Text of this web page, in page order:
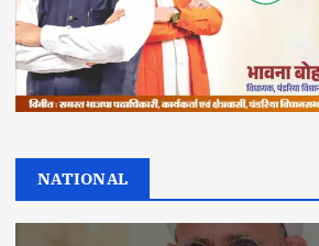
NATIONAL